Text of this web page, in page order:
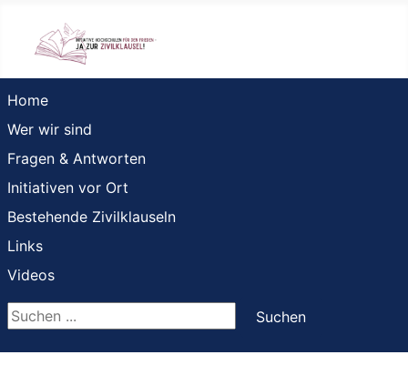
Home
Wer wir sind
Fragen & Antworten
Initiativen vor Ort
Bestehende Zivilklauseln
Links
Videos
Suchen ...
Suchen